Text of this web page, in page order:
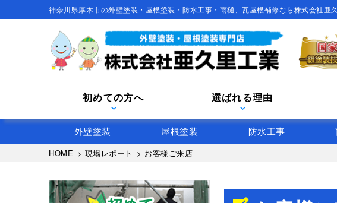
神奈川県厚木市の外壁塗装・屋根塗装・防水工事・雨樋、瓦屋根補修なら株式会社亜
初めての方へ 選ばれる理由
外壁塗装 屋根塗装 防水工事
HOME > 現場レポート > お客様ご来店